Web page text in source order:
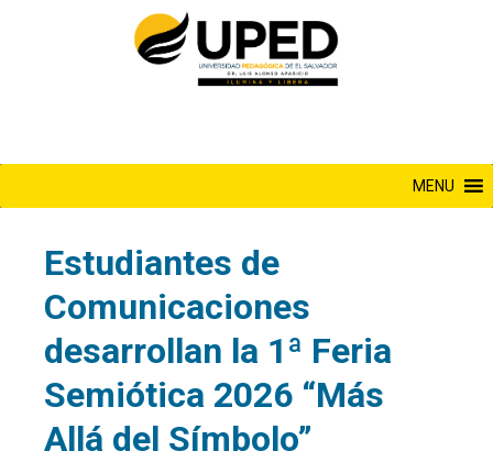
MENU
Estudiantes de
Comunicaciones
desarrollan la 1ª Feria
Semiótica 2026 “Más
Allá del Símbolo”